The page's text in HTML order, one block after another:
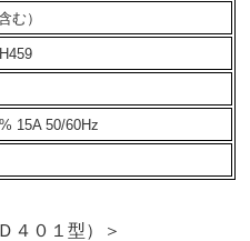
む）
15A 50/60Hz
４０１型）＞